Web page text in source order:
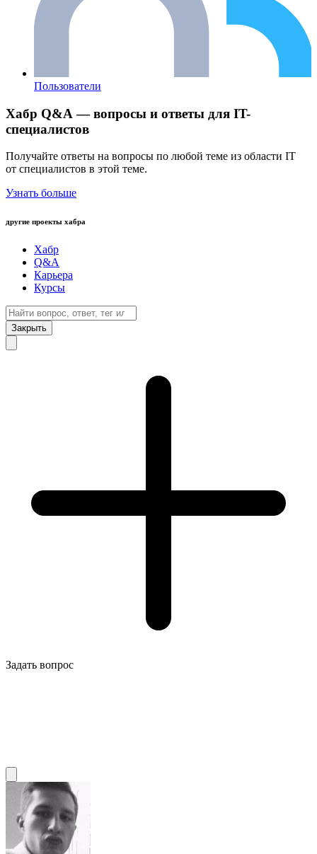
Пользователи
Хабр Q&A — вопросы и ответы для IT-
специалистов
Получайте ответы на вопросы по любой теме из области IT
от специалистов в этой теме.
Узнать больше
другие проекты хабра
Хабр
Q&A
Карьера
Курсы
Закрыть
Задать вопрос